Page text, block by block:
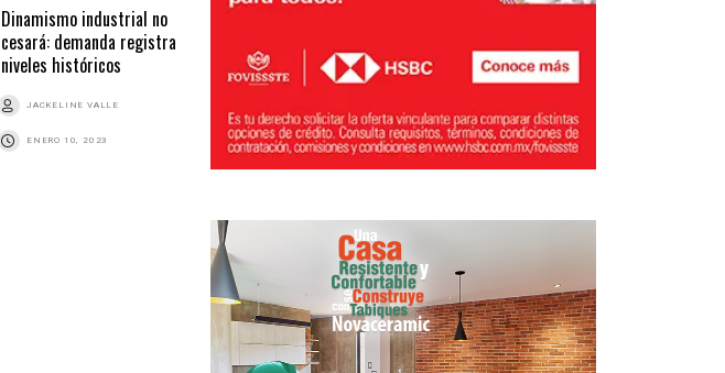
Dinamismo industrial no
cesará: demanda registra
niveles históricos
JACKELINE VALLE
ENERO 10, 2023